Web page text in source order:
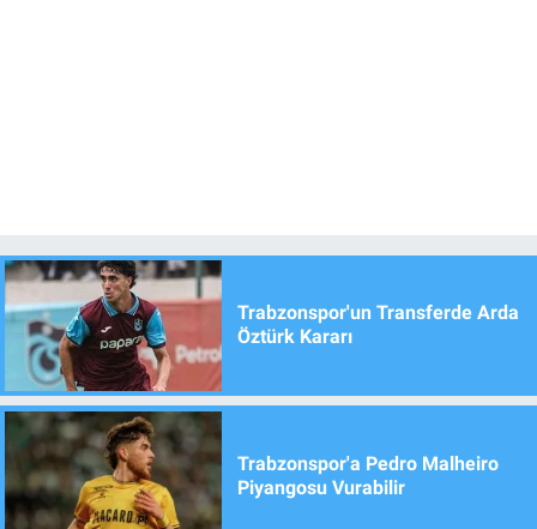
Trabzonspor'un Transferde Arda
Öztürk Kararı
Trabzonspor'a Pedro Malheiro
Piyangosu Vurabilir